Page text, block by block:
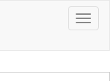
Toggle